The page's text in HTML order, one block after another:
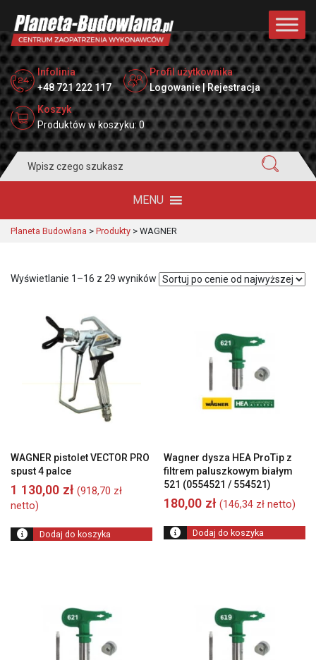
Infolinia
+48 721 222 117
Profil użytkownika
Logowanie | Rejestracja
Koszyk
Produktów w koszyku: 0
for:
MENU
Planeta Budowlana > Produkty > WAGNER
Wyświetlanie 1–16 z 29 wyników Posortowane
WAGNER pistolet VECTOR PRO
spust 4 palce
1 130,00 zł (918,70 zł
netto)
Dodaj do koszyka
Wagner dysza HEA ProTip z
filtrem paluszkowym białym
521 (0554521 / 554521)
180,00 zł (146,34 zł netto)
Dodaj do koszyka